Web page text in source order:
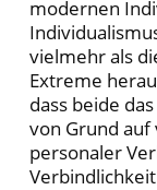
modernen
vielmehr als
Extreme
dass beide
von Grund
personaler